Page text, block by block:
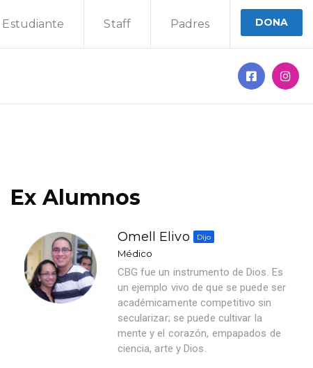
DONA
Estudiante Staff Padres
Ex Alumnos
Omell Elivo Dijo
Médico
CBG fue un instrumento de Dios. Es
un ejemplo vivo de que se puede ser
académicamente competitivo sin
secularizar; se puede cultivar la
mente y el corazón, empapados de
ciencia, arte y Dios.